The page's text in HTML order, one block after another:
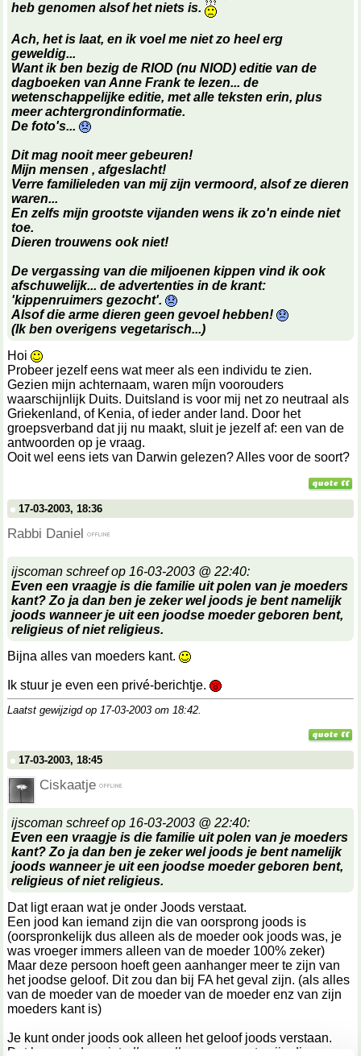
heb genomen alsof het niets is.
Ach, het is laat, en ik voel me niet zo heel erg
geweldig...
Want ik ben bezig de RIOD (nu NIOD) editie van de
dagboeken van Anne Frank te lezen... de
wetenschappelijke editie, met alle teksten erin, plus
meer achtergrondinformatie.
De foto's...
Dit mag nooit meer gebeuren!
Mijn mensen , afgeslacht!
Verre familieleden van mij zijn vermoord, alsof ze dieren
waren...
En zelfs mijn grootste vijanden wens ik zo'n einde niet
toe.
Dieren trouwens ook niet!
De vergassing van die miljoenen kippen vind ik ook
afschuwelijk... de advertenties in de krant:
'kippenruimers gezocht'.
Alsof die arme dieren geen gevoel hebben!
(Ik ben overigens vegetarisch...)
Hoi
Probeer jezelf eens wat meer als een individu te zien.
Gezien mijn achternaam, waren míjn voorouders
waarschijnlijk Duits. Duitsland is voor mij net zo neutraal als
Griekenland, of Kenia, of ieder ander land. Door het
groepsverband dat jij nu maakt, sluit je jezelf af: een van de
antwoorden op je vraag.
Ooit wel eens iets van Darwin gelezen? Alles voor de soort?
17-03-2003, 18:36
Rabbi Daniel
ijscoman schreef op 16-03-2003 @ 22:40:
Even een vraagje is die familie uit polen van je moeders
kant? Zo ja dan ben je zeker wel joods je bent namelijk
joods wanneer je uit een joodse moeder geboren bent,
religieus of niet religieus.
Bijna alles van moeders kant.
Ik stuur je even een privé-berichtje.
Laatst gewijzigd op 17-03-2003 om 18:42.
17-03-2003, 18:45
Ciskaatje
ijscoman schreef op 16-03-2003 @ 22:40:
Even een vraagje is die familie uit polen van je moeders
kant? Zo ja dan ben je zeker wel joods je bent namelijk
joods wanneer je uit een joodse moeder geboren bent,
religieus of niet religieus.
Dat ligt eraan wat je onder Joods verstaat.
Een jood kan iemand zijn die van oorsprong joods is
(oorspronkelijk dus alleen als de moeder ook joods was, je
was vroeger immers alleen van de moeder 100% zeker)
Maar deze persoon hoeft geen aanhanger meer te zijn van
het joodse geloof. Dit zou dan bij FA het geval zijn. (als alles
van de moeder van de moeder van de moeder enz van zijn
moeders kant is)
Je kunt onder joods ook alleen het geloof joods verstaan.
Dat hoeven dus niet
alle alleen mensen te zijn die een